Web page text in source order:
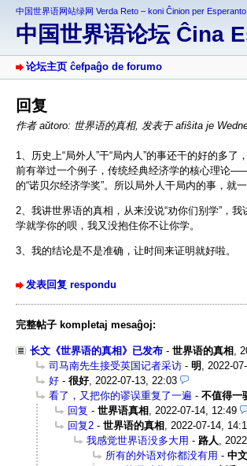
中国世界语网站绿网 Verda Reto – koni Ĉinion per Esperanto
中国世界语论坛 Ĉina
论坛主页 ĉefpaĝo de forumo
回复
作者 aŭtoro: 世界语的真相, 发表于 afiŝita je
1、历史上“局外人”干“局内人”的事还干的好的多
前有举过一个例子，传统经典经济学的核心理论
的“诺贝尔经济学奖”。所以局外人干局内的事，就
2、我讲世界语的真相，从来没说“劝你们别学”，
学就学你的呗，我又没抱住你不让你学。
3、我的结论是不是准确，让时间来证明就好啦。
发表回复 respondu
完整帖子 kompletaj mesaĝoj:
长文《世界语的真相》已发布 - 世界语的真相
司马南先生接受英国记者采访 - 明
2022-
好 - 很好, 2022-07-13, 22:03
看了，又把你的谬误重复了一遍 - 不值得一
回复 - 世界语真相 2022-07-14, 12:49
回复2 - 世界语的真相 2022-07-14,
我感觉世界语没多大用 - 路人
所有的外语对你都没有用 - 中